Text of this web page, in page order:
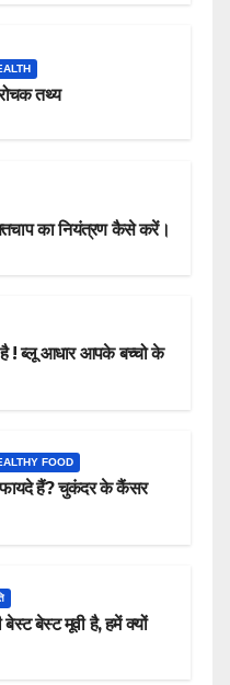
तथ्य
का नियंत्रण कैसे करें।
है ! ब्लू आधार आपके बच्चो के
FOOD
हैं? चुकंदर के कैंसर
बेस्ट मूवी है, हमें क्यों